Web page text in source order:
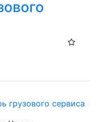
грузового сервиса